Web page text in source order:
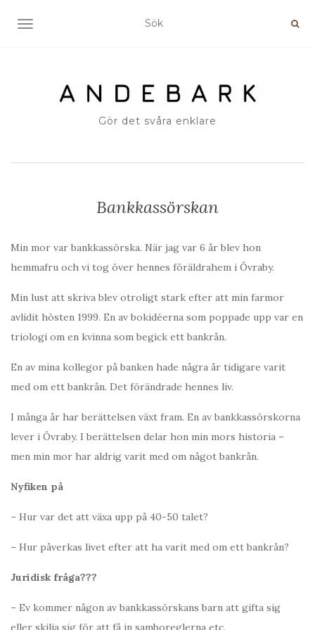
SLÅ PÅ/AV NAVIGERING
Gör det svåra enklare
Bankkassörskan
Min mor var bankkassörska. När jag var 6 år blev hon
hemmafru och vi tog över hennes föräldrahem i Övraby.
Min lust att skriva blev otroligt stark efter att min farmor
avlidit hösten 1999. En av bokidéerna som poppade upp var en
triologi om en kvinna som begick ett bankrån.
En av mina kollegor på banken hade några år tidigare varit
med om ett bankrån. Det förändrade hennes liv.
I många år har berättelsen växt fram. En av bankkassörskorna
lever i Övraby. I berättelsen delar hon min mors historia –
men min mor har aldrig varit med om något bankrån.
Nyfiken på
– Hur var det att växa upp på 40-50 talet?
– Hur påverkas livet efter att ha varit med om ett bankrån?
Juridisk fråga???
– Ev kommer någon av bankkassörskans barn att gifta sig
eller skilja sig för att få in samboreglerna etc.